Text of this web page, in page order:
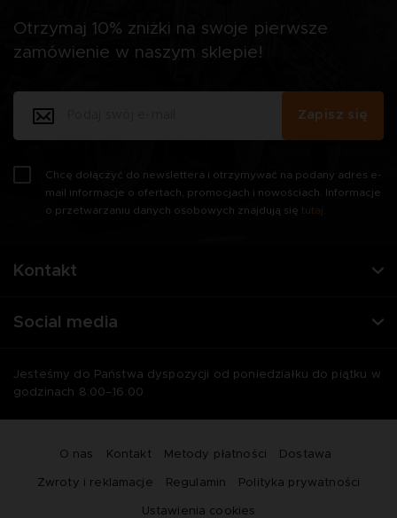
Kontakt
Social media
Jesteśmy do Państwa dyspozycji od poniedziałku do piątku w
godzinach 8:00–16:00
Otrzymaj 10% zniżki na swoje pierwsze
zamówienie w naszym sklepie!
Chcę dołączyć do newslettera i otrzymywać na podany adres e-
mail informacje o ofertach, promocjach i nowościach. Informacje
o przetwarzaniu danych osobowych znajdują się tutaj
Zapisz się
O nas Kontakt Metody płatności Dostawa
Zwroty i reklamacje Regulamin Polityka prywatności
Ustawienia cookies